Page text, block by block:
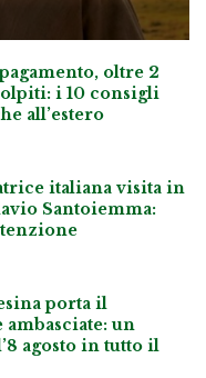
oltre 2
i 10 consigli
all’estero
italiana visita in
Santoiemma:
porta il
un
agosto in tutto il